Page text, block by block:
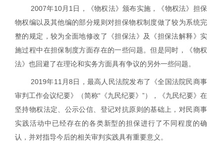
2007年10月 1 日，《物权法》颁布实施，《物权法》担保
物权编以及其他编的部分规则对担保物权制度做了较为系统完
整的规定，较为全面地修改了《担保法》及《担保法解释》实
施过程中在担保制度方面存在的一些问题。但是同时，《物权
法》也回避了在理论和实务方面具有争议的另外一些问题。
2019年11 月8日，最高人民法院发布了《全国法院民商事
审判工作会议纪要》（简称“《九民纪要》”），《九民纪要》在
坚持物权法定、公示公信、登记对抗原则的基础上，对民商事
实践活动中已经存在的各类新型的担保进行了不同程度的确
认，并对指导今后的相关审判实践具有重要意义。